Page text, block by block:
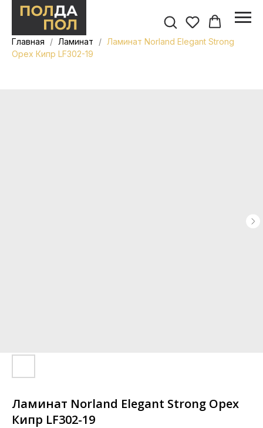
Главная Ламинат
Ламинат Norland Elegant Strong
Орех Кипр LF302-19
Ламинат Norland Elegant Strong Орех
Кипр LF302-19